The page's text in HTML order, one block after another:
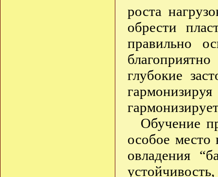
роста
обрести
правильно
глубокие
Обучение
особое
овладения